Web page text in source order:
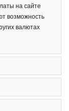
на сайте
возможность
валютах